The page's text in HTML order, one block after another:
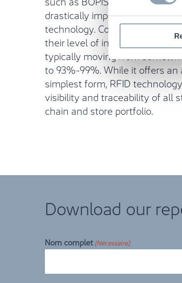
drastically improved by taking
technology. Companies
their level of inventory
typically moving from
to 93%-99%. While it offers
simplest form, RFID
visibility and traceability of all
chain and store portfolio.
Download our
Nom complet(Nécessaire)